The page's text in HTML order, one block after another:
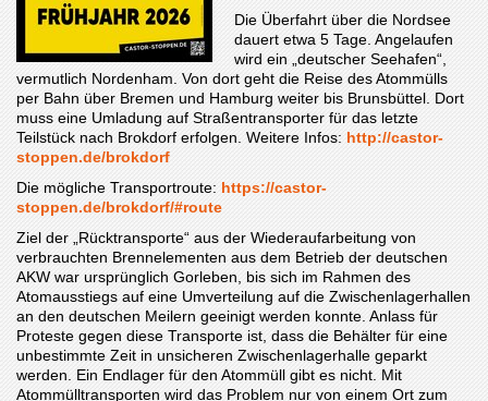
Die Überfahrt über die Nordsee
dauert etwa 5 Tage. Angelaufen
wird ein „deutscher Seehafen“,
vermutlich Nordenham. Von dort geht die Reise des Atommülls
per Bahn über Bremen und Hamburg weiter bis Brunsbüttel. Dort
muss eine Umladung auf Straßentransporter für das letzte
Teilstück nach Brokdorf erfolgen. Weitere Infos: http://castor-
stoppen.de/brokdorf
Die mögliche Transportroute: https://castor-
stoppen.de/brokdorf/#route
Ziel der „Rücktransporte“ aus der Wiederaufarbeitung von
verbrauchten Brennelementen aus dem Betrieb der deutschen
AKW war ursprünglich Gorleben, bis sich im Rahmen des
Atomausstiegs auf eine Umverteilung auf die Zwischenlagerhallen
an den deutschen Meilern geeinigt werden konnte. Anlass für
Proteste gegen diese Transporte ist, dass die Behälter für eine
unbestimmte Zeit in unsicheren Zwischenlagerhalle geparkt
werden. Ein Endlager für den Atommüll gibt es nicht. Mit
Atommülltransporten wird das Problem nur von einem Ort zum